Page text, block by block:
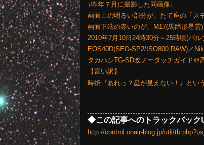
↓昨年７月に撮影した同画像↓
画面上の明るい部分が、たて座の「ス
画面下端の赤いのが、M17(馬蹄形星
2010年7月10日24時30分～25時頃(バ
EOS40D(SEO-SP2/ISO800,RAW)／
タカハシTG-SD改ノータッチガイド＠
【言い訳】
時折『あれっ？星が見えない！』とい
◆この記事へのトラックバック
http://control.onair-blog.jp/util/